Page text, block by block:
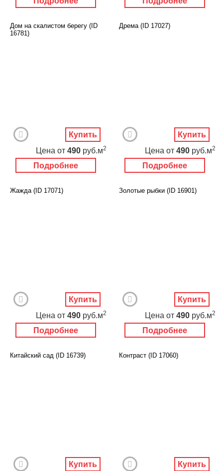
Дом на скалистом берегу (ID
16781)
Подробнее
Цена от 490 руб.м2
Купить
Дрема (ID 17027)
Подробнее
Цена от 490 руб.м2
Купить
Жажда (ID 17071)
Подробнее
Цена от 490 руб.м2
Купить
Золотые рыбки (ID 16901)
Подробнее
Цена от 490 руб.м2
Купить
Китайский сад (ID 16739)
Купить
Контраст (ID 17060)
Купить